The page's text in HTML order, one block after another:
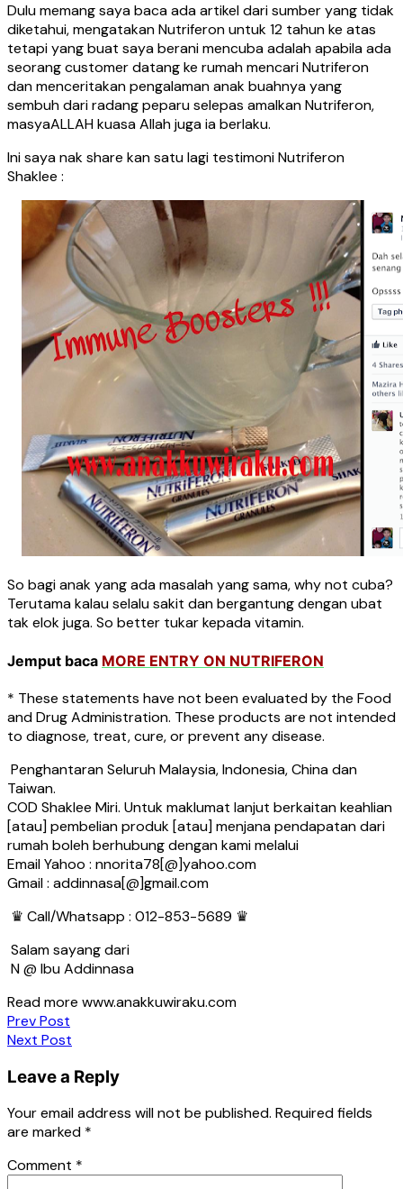
Dulu memang saya baca ada artikel dari sumber yang tidak
diketahui, mengatakan Nutriferon untuk 12 tahun ke atas
tetapi yang buat saya berani mencuba adalah apabila ada
seorang customer datang ke rumah mencari Nutriferon
dan menceritakan pengalaman anak buahnya yang
sembuh dari radang peparu selepas amalkan Nutriferon,
masyaALLAH kuasa Allah juga ia berlaku.
Ini saya nak share kan satu lagi testimoni Nutriferon
Shaklee :
So bagi anak yang ada masalah yang sama, why not cuba?
Terutama kalau selalu sakit dan bergantung dengan ubat
tak elok juga. So better tukar kepada vitamin.
Jemput baca MORE ENTRY ON NUTRIFERON
* These statements have not been evaluated by the Food
and Drug Administration. These products are not intended
to diagnose, treat, cure, or prevent any disease.
Penghantaran Seluruh Malaysia, Indonesia, China dan
Taiwan.
COD Shaklee Miri. Untuk maklumat lanjut berkaitan keahlian
[atau] pembelian produk [atau] menjana pendapatan dari
rumah boleh berhubung dengan kami melalui
Email Yahoo : nnorita78[@]yahoo.com
Gmail : addinnasa[@]gmail.com
♛ Call/Whatsapp : 012-853-5689 ♛
Salam sayang dari
N @ Ibu Addinnasa
Read more www.anakkuwiraku.com
Post
navigation
Prev Post
Next Post
Leave a Reply
Your email address will not be published. Required fields
are marked *
Comment *